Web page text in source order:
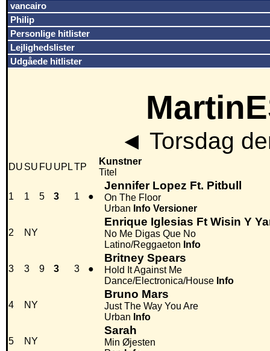
vancairo
Philip
Personlige hitlister
Lejlighedslister
Udgåede hitlister
◄ Torsdag
DU SU FU UPLTP
Kunstner
Titel
1 1 5 3 1 ●
Jennifer Lopez Ft. Pitbull
On The Floor
Urban Info Versioner
2 NY
Enrique Iglesias Ft Wisin Y
No Me Digas Que No
Latino/Reggaeton Info
3 3 9 3 3 ●
Britney Spears
Hold It Against Me
Dance/Electronica/House Info
4 NY
Bruno Mars
Just The Way You Are
Urban Info
5 NY
Sarah
Min Øjesten